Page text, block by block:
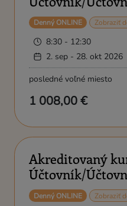
Denný ONLINE Zobraziť
8:30 - 12:30
2. sep - 28. okt 2026
posledné voľné miesto
1 008,00 €
Akreditovaný
Účtovník/
Denný ONLINE Zobraziť